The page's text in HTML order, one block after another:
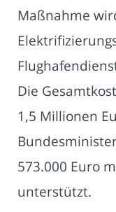
Maßnahme
Die
1,5 Millionen
573.000 Euro
unterstützt.